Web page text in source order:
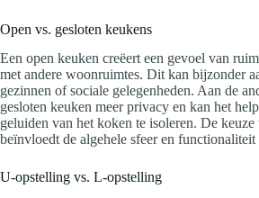
Open vs. gesloten keukens
Een open keuken creëert een gevoel van
met andere woonruimtes. Dit kan bijzonder
gezinnen of sociale gelegenheden. Aan de
gesloten keuken meer privacy en kan het
geluiden van het koken te isoleren. De keuze
beïnvloedt de algehele sfeer en
U-opstelling vs. L-opstelling